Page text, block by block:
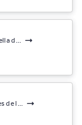
d...
de l...